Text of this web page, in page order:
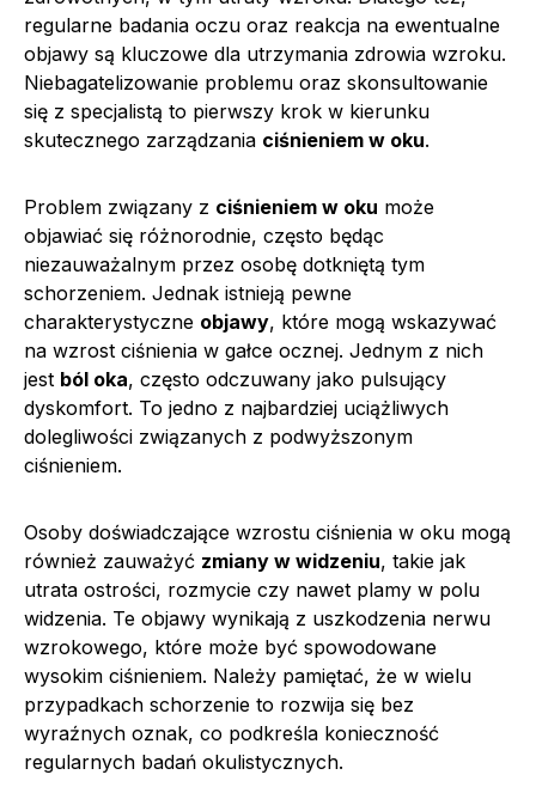
regularne badania oczu oraz reakcja na ewentualne
objawy są kluczowe dla utrzymania zdrowia wzroku.
Niebagatelizowanie problemu oraz skonsultowanie
się z specjalistą to pierwszy krok w kierunku
skutecznego zarządzania ciśnieniem w oku.
Problem związany z ciśnieniem w oku może
objawiać się różnorodnie, często będąc
niezauważalnym przez osobę dotkniętą tym
schorzeniem. Jednak istnieją pewne
charakterystyczne objawy, które mogą wskazywać
na wzrost ciśnienia w gałce ocznej. Jednym z nich
jest ból oka, często odczuwany jako pulsujący
dyskomfort. To jedno z najbardziej uciążliwych
dolegliwości związanych z podwyższonym
ciśnieniem.
Osoby doświadczające wzrostu ciśnienia w oku mogą
również zauważyć zmiany w widzeniu, takie jak
utrata ostrości, rozmycie czy nawet plamy w polu
widzenia. Te objawy wynikają z uszkodzenia nerwu
wzrokowego, które może być spowodowane
wysokim ciśnieniem. Należy pamiętać, że w wielu
przypadkach schorzenie to rozwija się bez
wyraźnych oznak, co podkreśla konieczność
regularnych badań okulistycznych.